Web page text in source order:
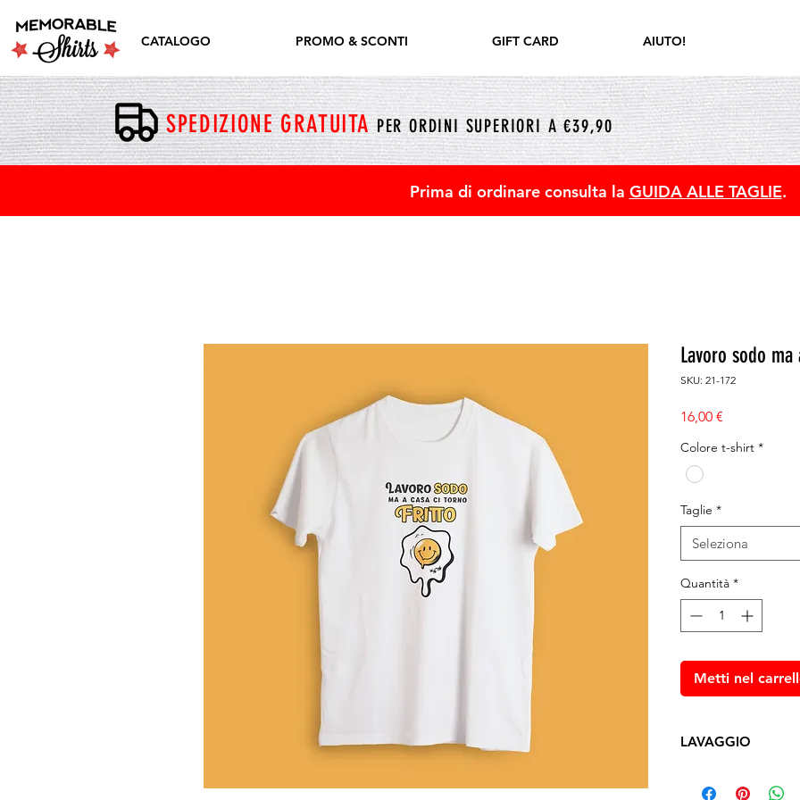
CATALOGO PROMO & SCONTI GIFT CARD AIUTO!
SPEDIZIONE GRATUITAPER ORDINI SUPERIORI A €39,90
Prima di ordinare consulta la GUIDA ALLE TAGLIE.
Lavoro sodo
SKU: 21-172
16,00 €
Colore t-shirt *
Taglie *
Seleziona
Quantità *
Metti nel
LAVAGGIO
cioècon la stampa